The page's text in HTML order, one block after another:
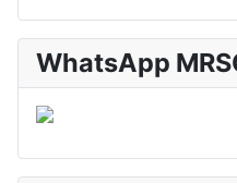
WhatsApp